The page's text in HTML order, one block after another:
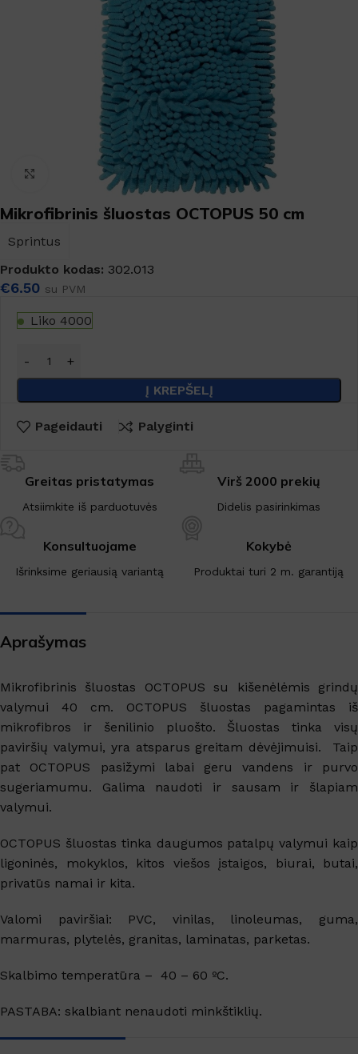
Mikrofibrinis šluostas OCTOPUS 50 cm
Sprintus
Produkto kodas: 302.013
€6.50 su PVM
Liko 4000
Į KREPŠELĮ
Pageidauti Palyginti
Greitas pristatymas
Atsiimkite iš parduotuvės
Virš 2000 prekių
Didelis pasirinkimas
Konsultuojame
Išrinksime geriausią variantą
Kokybė
Produktai turi 2 m. garantiją
Aprašymas
Mikrofibrinis šluostas OCTOPUS su kišenėlėmis grindų
valymui 40 cm. OCTOPUS šluostas pagamintas iš
mikrofibros ir šenilinio pluošto. Šluostas tinka visų
paviršių valymui, yra atsparus greitam dėvėjimuisi. Taip
pat OCTOPUS pasižymi labai geru vandens ir purvo
sugeriamumu. Galima naudoti ir sausam ir šlapiam
valymui.
OCTOPUS šluostas tinka daugumos patalpų valymui kaip
ligoninės, mokyklos, kitos viešos įstaigos, biurai, butai,
privatūs namai ir kita.
Valomi paviršiai: PVC, vinilas, linoleumas, guma,
marmuras, plytelės, granitas, laminatas, parketas.
Skalbimo temperatūra – 40 – 60 ºC.
PASTABA: skalbiant nenaudoti minkštiklių.